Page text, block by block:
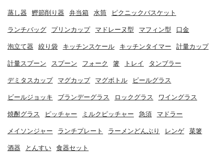
蒸し器 鰹節削り器 弁当箱 水筒 ピクニックバスケット
ランチバッグ プリンカップ マドレーヌ型 マフィン型 口金
泡立て器 絞り袋 キッチンスケール キッチンタイマー 計量カップ
計量スプーン スプーン フォーク 箸 トレイ タンブラー
デミタスカップ マグカップ マグボトル ビールグラス
ビールジョッキ ブランデーグラス ロックグラス ワイングラス
焼酎グラス ピッチャー ミルクピッチャー 急須 マドラー
メイソンジャー ランチプレート ラーメンどんぶり レンゲ 菜箸
酒器 とんすい 食器セット